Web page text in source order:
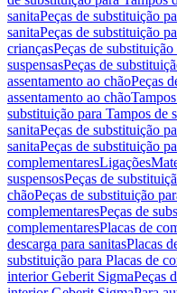
sanitaPeças de substituição
sanitaPeças de substituição
criançasPeças de
suspensasPeças de
assentamento ao chãoPeças
assentamento ao chão
substituição para Tampos de
sanitaPeças de substituição
sanitaPeças de substituição
complementaresLigações
suspensosPeças de
chãoPeças de substituição
complementaresPeças de
complementaresPlacas de
descarga para sanitasPlacas
substituição para Placas de
interior Geberit SigmaPeças